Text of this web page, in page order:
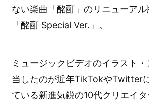
ない楽曲「酩酊」のリニューアル
「酩酊 Special Ver.」。
ミュージックビデオのイラスト
当したのが近年TikTokやTwitter
ている新進気鋭の10代クリエイタ